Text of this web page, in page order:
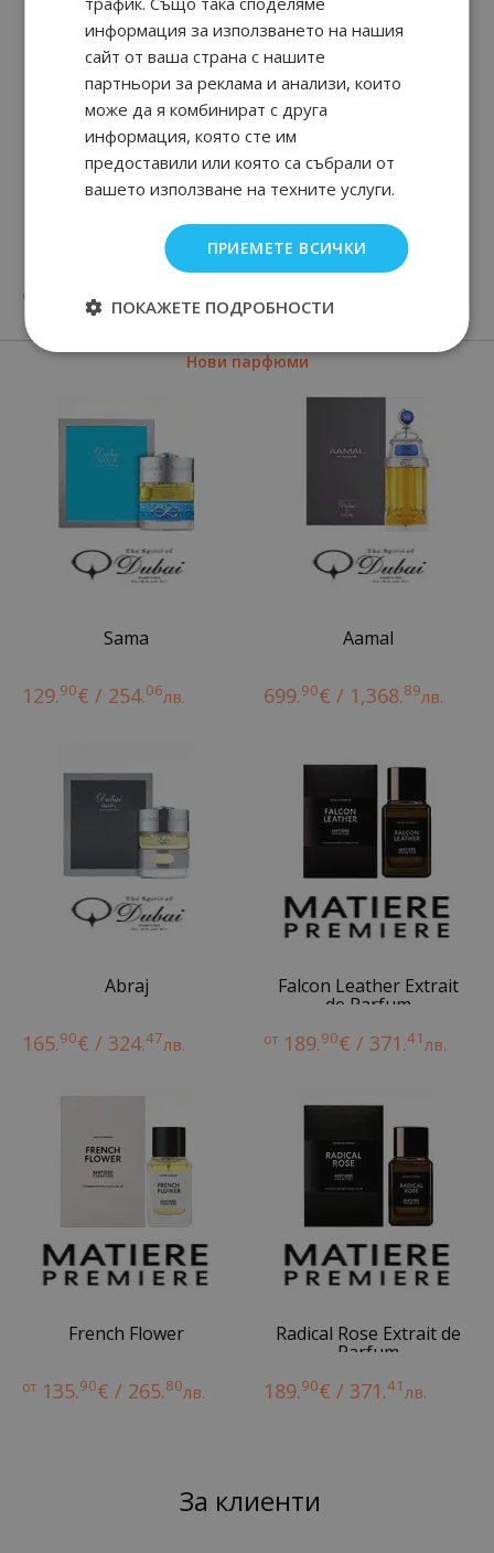
ACQUA DI GIO
от € / 48. лв.
DIAMONDS
66.42€ / 129.91лв.
55. € / 109.
Нови парфюми
Sama
129.90€ / 254.06лв.
Aamal
699.90€ / 1,368.89лв.
Abraj
165.90€ / 324.47лв.
Falcon Leather Extrait
de Parfum
от 189.90€ / 371.41лв.
French Flower
от 135.90€ / 265.80лв.
Radical Rose Extrait de
Parfum
189.90€ / 371.41лв.
За клиенти
информация за използването на нашия
сайт от ваша страна с нашите
партньори за реклама и анализи, които
може да я комбинират с друга
информация, която сте им
предоставили или която са събрали от
вашето използване на техните услуги.
ПРИЕМЕТЕ ВСИЧКИ
ПОКАЖЕТЕ ПОДРОБНОСТИ